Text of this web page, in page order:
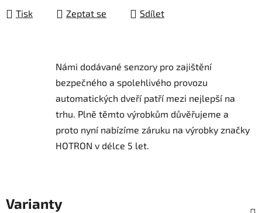
Tisk
Zeptat se Sdílet
Námi dodávané senzory pro zajištění
bezpečného a spolehlivého provozu
automatických dveří patří mezi nejlepší na
trhu. Plně těmto výrobkům důvěřujeme a
proto nyní nabízíme záruku na výrobky značky
HOTRON v délce 5 let.
Varianty